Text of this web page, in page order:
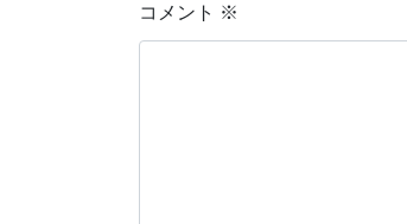
コメント ※